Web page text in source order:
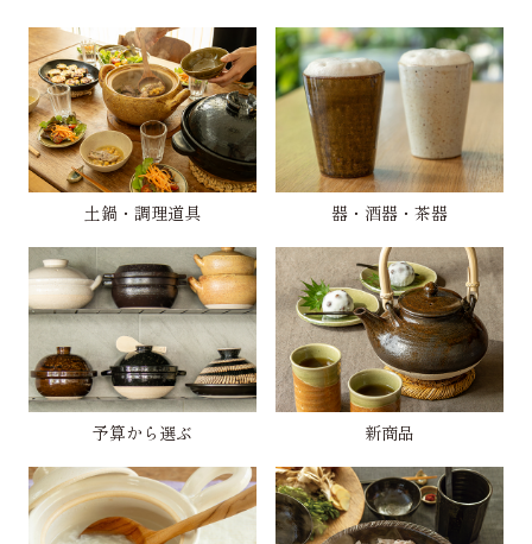
土鍋・調理道具 器・酒器・茶器
予算から選ぶ 新商品